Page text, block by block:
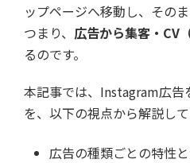
ップページへ移動し、その
つまり、 広告から集客・CV
るのです。
本記事では、Instagram広告
を、以下の視点から解説し
広告の種類ごとの特性